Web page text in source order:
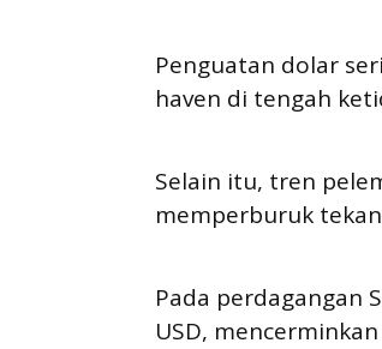
Penguatan dolar
haven di tengah
Selain itu, tren
memperburuk
Pada perdagangan
USD,